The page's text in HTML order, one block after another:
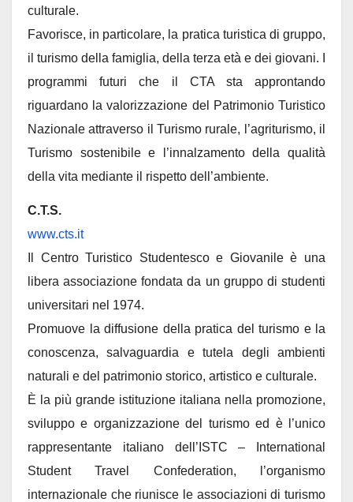
culturale.
Favorisce, in particolare, la pratica turistica di gruppo,
il turismo della famiglia, della terza età e dei giovani. I
programmi futuri che il CTA sta approntando
riguardano la valorizzazione del Patrimonio Turistico
Nazionale attraverso il Turismo rurale, l’agriturismo, il
Turismo sostenibile e l’innalzamento della qualità
della vita mediante il rispetto dell’ambiente.
C.T.S.
www.cts.it
Il Centro Turistico Studentesco e Giovanile è una
libera associazione fondata da un gruppo di studenti
universitari nel 1974.
Promuove la diffusione della pratica del turismo e la
conoscenza, salvaguardia e tutela degli ambienti
naturali e del patrimonio storico, artistico e culturale.
È la più grande istituzione italiana nella promozione,
sviluppo e organizzazione del turismo ed è l’unico
rappresentante italiano dell’ISTC – International
Student Travel Confederation, l’organismo
internazionale che riunisce le associazioni di turismo